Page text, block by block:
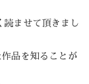
読ませて頂きまし
品を知ることが